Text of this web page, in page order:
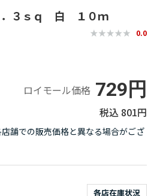
．３ｓｑ 白 １０ｍ
0.0
ロイモール価格 729円
801円
舗での販売価格と異なる場合がござ
各店在庫状況